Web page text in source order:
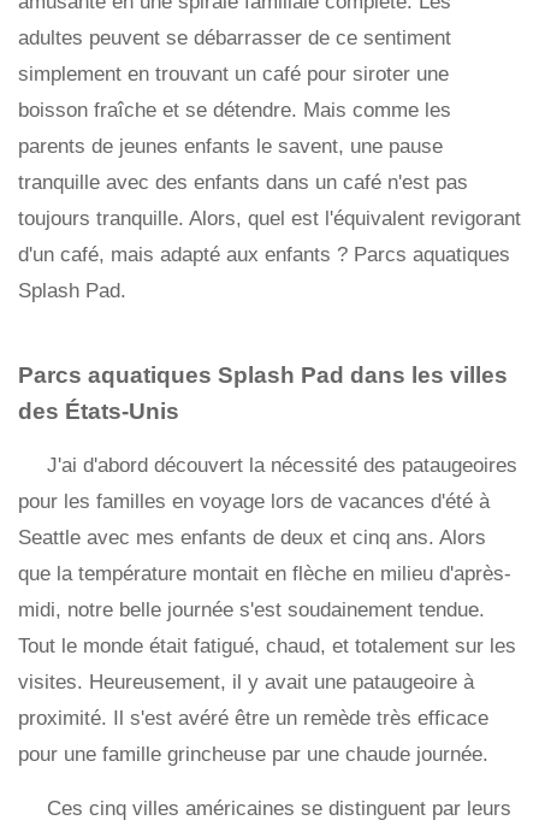
adultes peuvent se débarrasser de ce sentiment
simplement en trouvant un café pour siroter une
boisson fraîche et se détendre. Mais comme les
parents de jeunes enfants le savent, une pause
tranquille avec des enfants dans un café n'est pas
toujours tranquille. Alors, quel est l'équivalent revigorant
d'un café, mais adapté aux enfants ? Parcs aquatiques
Splash Pad.
Parcs aquatiques Splash Pad dans les villes
des États-Unis
J'ai d'abord découvert la nécessité des pataugeoires
pour les familles en voyage lors de vacances d'été à
Seattle avec mes enfants de deux et cinq ans. Alors
que la température montait en flèche en milieu d'après-
midi, notre belle journée s'est soudainement tendue.
Tout le monde était fatigué, chaud, et totalement sur les
visites. Heureusement, il y avait une pataugeoire à
proximité. Il s'est avéré être un remède très efficace
pour une famille grincheuse par une chaude journée.
Ces cinq villes américaines se distinguent par leurs